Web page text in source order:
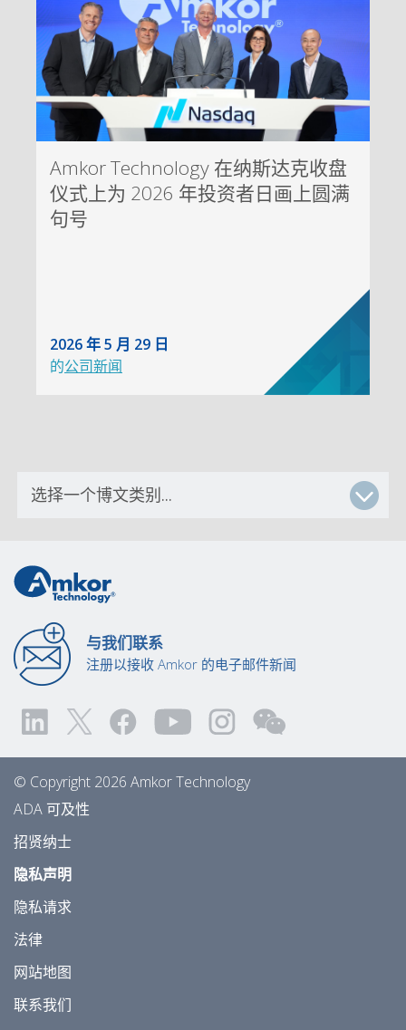
Amkor Technology 在纳斯达克收盘
仪式上为 2026 年投资者日画上圆满
句号
2026 年 5 月 29 日
的公司新闻
与我们联系
注册以接收 Amkor 的电子邮件新闻
© Copyright 2026 Amkor Technology
ADA 可及性
招贤纳士
隐私声明
隐私请求
法律
网站地图
联系我们